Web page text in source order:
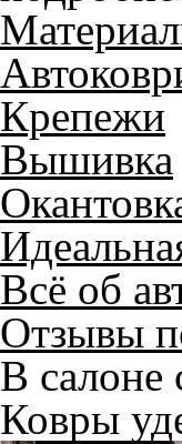
Крепежи
Вышивка
Всё об
Отзывы
В салоне
Ковры